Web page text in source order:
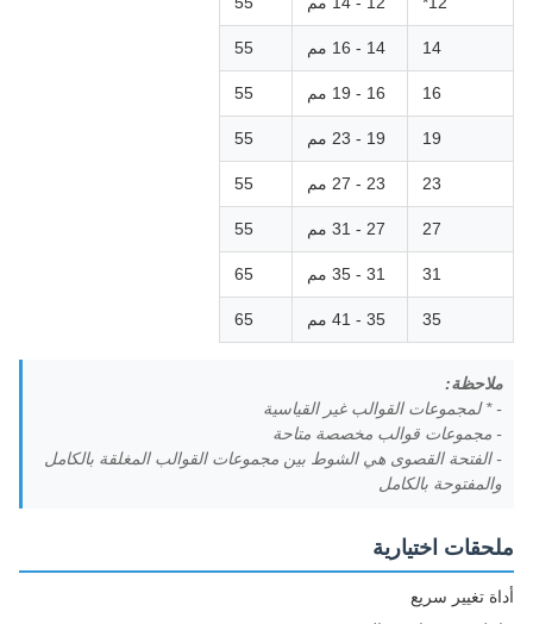
14 14 - 16 مم 55
16 16 - 19 مم 55
19 19 - 23 مم 55
23 23 - 27 مم 55
27 27 - 31 مم 55
31 31 - 35 مم 65
35 35 - 41 مم 65
ملاحظة:
- * لمجموعات القوالب غير القياسية
- مجموعات قوالب مخصصة متاحة
- الفتحة القصوى هي الشوط بين مجموعات القوالب المغلقة بالكامل
والمفتوحة بالكامل
ملحقات اختيارية
أداة تغيير سريع